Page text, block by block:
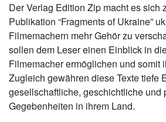
Der Verlag Edition Zip macht es sich
Publikation “Fragments of Ukraine”
Filmemachern mehr Gehör zu
sollen dem Leser einen Einblick in
Filmemacher ermöglichen und somit
Zugleich gewähren diese Texte tiefe
gesellschaftliche, geschichtliche und
Gegebenheiten in ihrem Land.